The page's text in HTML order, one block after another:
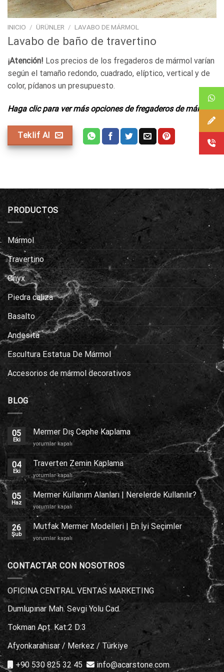
INICIO / ÜRÜNLER / LAVABO DE MÁRMOL
Lavabo de baño de travertino
¡Atención! Los precios de los fregaderos de mármol varían
según el tamaño redondo, cuadrado, elíptico, vertical y de
color, pídanos un presupuesto.
Haga clic para ver más opciones de fregaderos de mármol.
Teklif Al
PRODUCTOS
Mármol
Travertino
Onyx
Piedra caliza
Basalto
Andesita
Escultura Estatua De Mármol
Accesorios de mármol decorativos
BLOG
05
Eki
Mermer Dış Cephe Kaplama
Mermer
Dış
Cephe
Kaplama
için
yorumlar kapalı
04
Eki
Traverten Zemin Kaplama
Traverten
Zemin
Kaplama
için
yorumlar kapalı
05
Haz
Mermer Kullanım Alanları | Nerelerde Kullanılır?
Mermer
Kullanım
Alanları
Nerelerde
yorumlar kapalı
26
Şub
Mutfak Mermer Modelleri | En İyi Seçimler
Mutfak
Mermer
|
Seçimler
yorumlar kapalı
CONTACTAR CON NOSOTROS
OFICINA CENTRAL VENTAS MARKETING
Dumlupınar Mah. Sevgi Yolu Cad.
Tokman Apt. Kat:2 D:3
Afyonkarahisar / Merkez / Türkiye
+90 530 825 32 45
info@acarstone.com